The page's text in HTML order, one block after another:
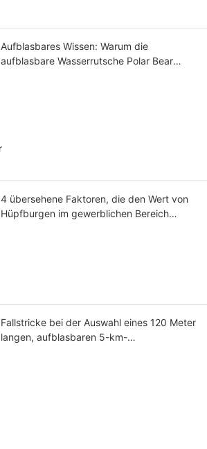
Aufblasbares Wissen: Warum die
aufblasbare Wasserrutsche Polar Bear
4 übersehene Faktoren, die den Wert von
Hüpfburgen im gewerblichen Bereich
Fallstricke bei der Auswahl eines 120 Meter
langen, aufblasbaren 5-km-